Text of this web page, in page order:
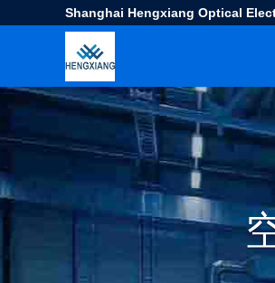
Shanghai Hengxiang Optical